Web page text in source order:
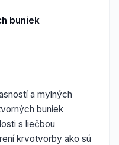
buniek
a mylných
buniek
s liečbou
krvotvorby ako sú